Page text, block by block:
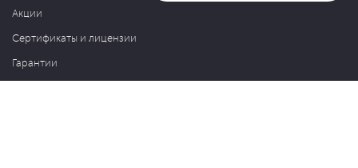
Акции
Сертификаты и лицензии
Гарантии